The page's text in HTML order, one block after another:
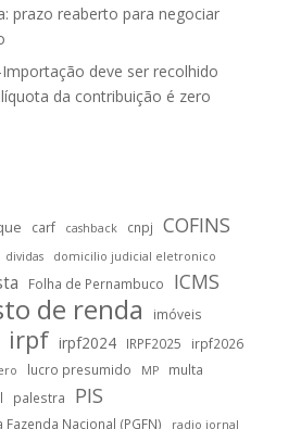
prazo reaberto para negociar
deve ser recolhido
da contribuição é zero
carf cashback cnpj COFINS
dividas domicilio judicial eletronico
Folha de Pernambuco ICMS
de renda imóveis
irpf irpf2024 IRPF2025
irpf2026
lucro presumido MP multa
palestra PIS
Nacional (PGFN) radio jornal